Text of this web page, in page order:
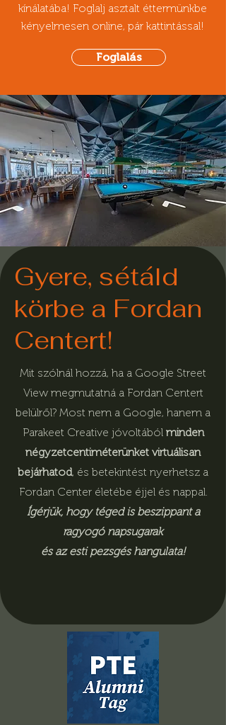
kínálatába! Foglalj asztalt éttermünkbe
kényelmesen online, pár kattintással!
Foglalás
Gyere, sétáld
körbe a Fordan
Centert!
Mit szólnál hozzá, ha a Google Street
View megmutatná a Fordan Centert
belülről? Most nem a Google, hanem a
Parakeet Creative jóvoltából minden
négyzetcentiméterünket virtuálisan
bejárhatod, és betekintést nyerhetsz a
Fordan Center életébe éjjel és nappal.
Ígérjük, hogy téged is beszippant a
ragyogó napsugarak
és az esti pezsgés hangulata!